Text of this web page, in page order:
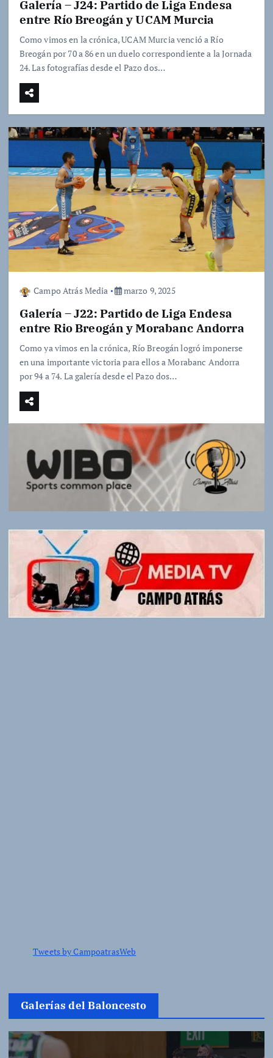
Galería – J24: Partido de Liga Endesa
entre Río Breogán y UCAM Murcia
Como vimos en la crónica, UCAM Murcia venció a Río
Breogán por 70 a 86 en un duelo correspondiente a la Jornada
24. Las fotografías desde el Pazo dos…
Campo Atrás Media marzo 9, 2025
Galería – J22: Partido de Liga Endesa
entre Rio Breogán y Morabanc Andorra
Como ya vimos en la crónica, Río Breogán logró imponerse
en una importante victoria para ellos a Morabanc Andorra
por 94 a 74. La galería desde el Pazo dos…
Tweets by CampoatrasWeb
Galerías del Baloncesto